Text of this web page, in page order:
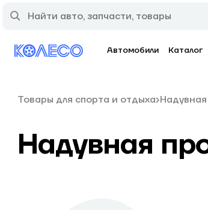
Автомобили Каталог
Товары для спорта и отдыха
Надувная